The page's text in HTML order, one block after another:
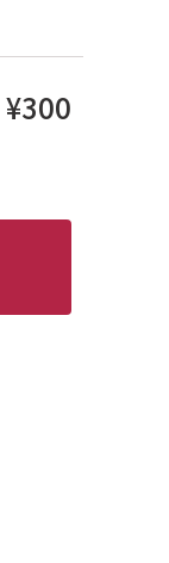
¥300